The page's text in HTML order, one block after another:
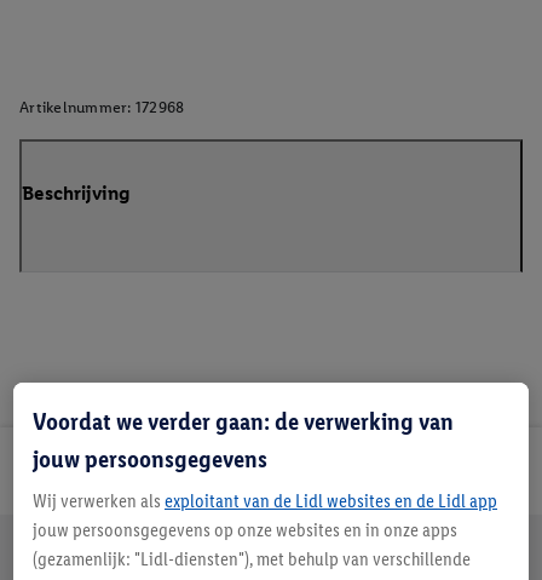
Artikelnummer: 172968
Beschrijving
Lidl Nieuwsbrief
Jouw voordelen bij ons als Lidl webshop klant
Gratis retourneren Veilig winkelen
Voordat we verder gaan: de verwerking van
jouw persoonsgegevens
Wij verwerken als exploitant van de Lidl websites en de Lidl app
jouw persoonsgegevens op onze websites en in onze apps
(gezamenlijk: "Lidl-diensten"), met behulp van verschillende